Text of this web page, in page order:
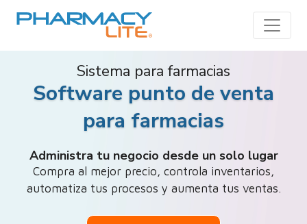
Sistema para farmacias
Software punto de venta
para farmacias
Administra tu negocio desde un solo lugar
Compra al mejor precio, controla inventarios,
automatiza tus procesos y aumenta tus ventas.